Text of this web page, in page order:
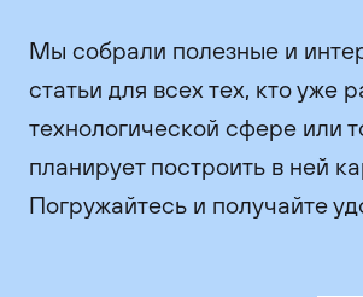
Мы собрали полезные и
статьи для всех тех, кто уже
технологической сфере или
планирует построить в ней
Погружайтесь и получайте